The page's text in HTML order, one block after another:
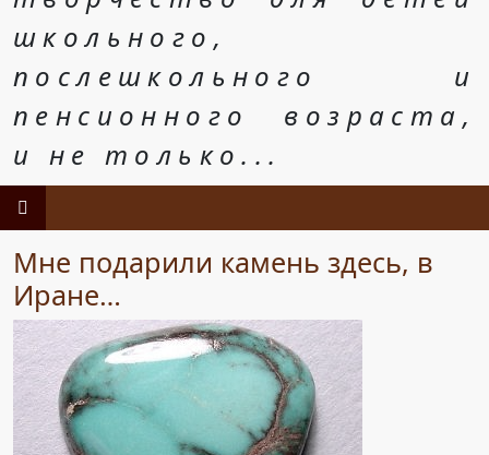
школьного,
послешкольного и
пенсионного возраста,
и не только...
Мне подарили камень здесь, в
Иране…